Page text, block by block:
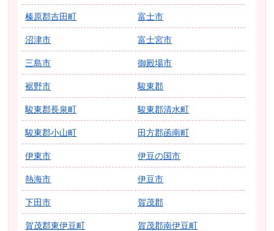
榛原郡吉田町 富士市
沼津市 富士宮市
三島市 御殿場市
裾野市 駿東郡
駿東郡長泉町 駿東郡清水町
駿東郡小山町 田方郡函南町
伊東市 伊豆の国市
熱海市 伊豆市
下田市 賀茂郡
賀茂郡東伊豆町 賀茂郡南伊豆町